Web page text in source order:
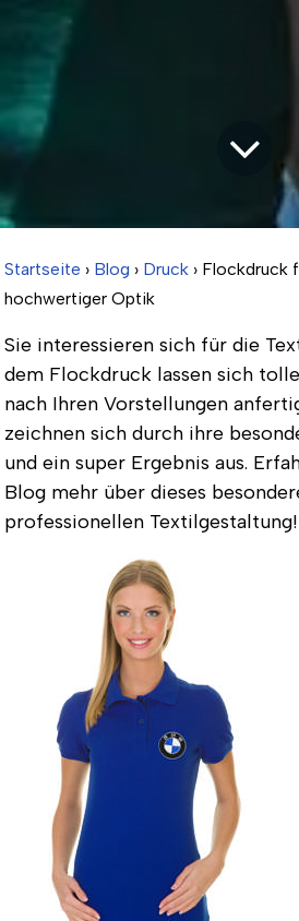
Startseite › Blog › Druck › Flockdruck
hochwertiger Optik
Sie interessieren sich für die
dem Flockdruck lassen sich
nach Ihren Vorstellungen
zeichnen sich durch ihre
und ein super Ergebnis aus.
Blog mehr über dieses
professionellen Textilgestaltung!